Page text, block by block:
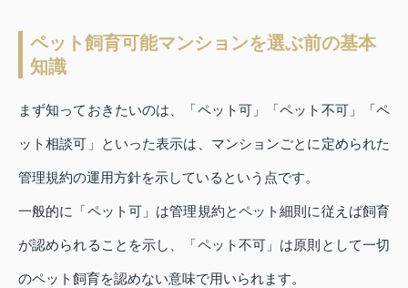
ペット飼育可能マンションを選ぶ前の基本
知識
まず知っておきたいのは、「ペット可」「ペット不可」「ペ
ット相談可」といった表示は、マンションごとに定められた
管理規約の運用方針を示しているという点です。
一般的に「ペット可」は管理規約とペット細則に従えば飼育
が認められることを示し、「ペット不可」は原則として一切
のペット飼育を認めない意味で用いられます。